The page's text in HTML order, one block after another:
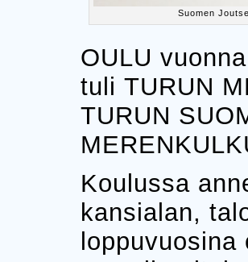
Suomen
OULU
tuli TURUN
TURUN
Koulussa
kansialan,